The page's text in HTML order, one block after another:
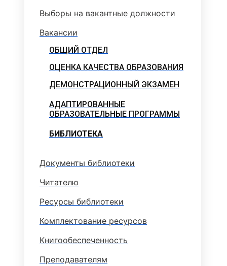
Выборы на вакантные должности
Вакансии
ОБЩИЙ ОТДЕЛ
ОЦЕНКА КАЧЕСТВА ОБРАЗОВАНИЯ
ДЕМОНСТРАЦИОННЫЙ ЭКЗАМЕН
АДАПТИРОВАННЫЕ
ОБРАЗОВАТЕЛЬНЫЕ ПРОГРАММЫ
БИБЛИОТЕКА
Документы библиотеки
Читателю
Ресурсы библиотеки
Комплектование ресурсов
Книгообеспеченность
Преподавателям